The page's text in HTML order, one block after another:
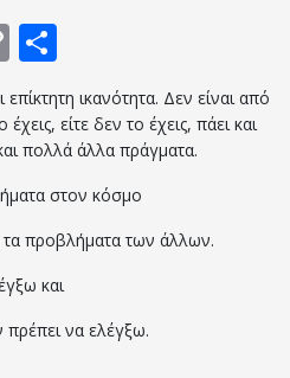
Copy
Link
ικανότητα. Δεν είναι από
είτε δεν το έχεις, πάει και
πολλά άλλα πράγματα.
στον κόσμο
προβλήματα των άλλων.
και
να ελέγξω.